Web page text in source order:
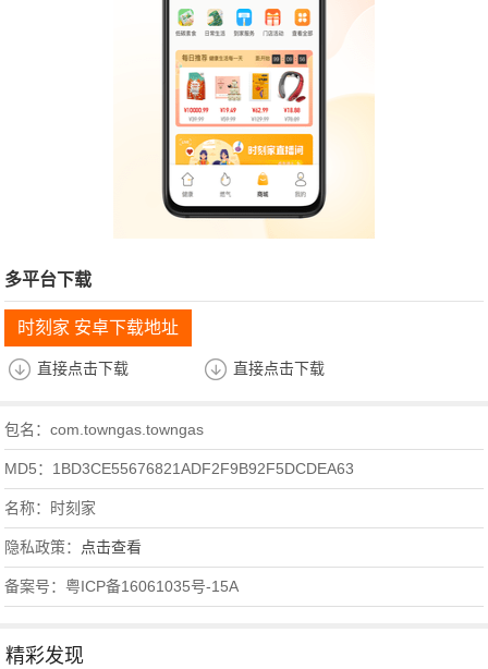
多平台下载
时刻家 安卓下载地址
直接点击下载 直接点击下载
包名：com.towngas.towngas
MD5：1BD3CE55676821ADF2F9B92F5DCDEA63
名称：时刻家
隐私政策： 点击查看
备案号：粤ICP备16061035号-15A
精彩发现